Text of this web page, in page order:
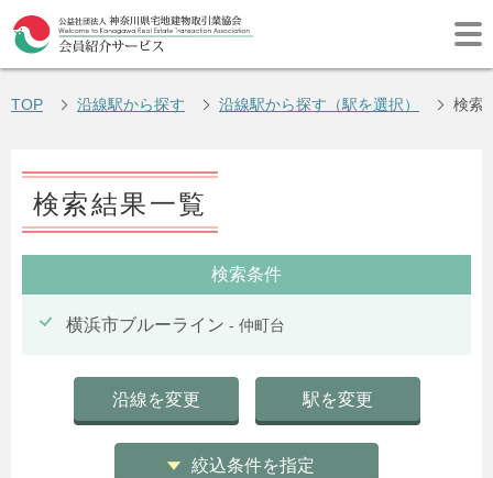
TOP 沿線駅から探す 沿線駅から探す（駅を選択） 検索
検索結果一覧
検索条件
横浜市ブルーライン - 仲町台
沿線を変更 駅を変更
絞込条件を指定